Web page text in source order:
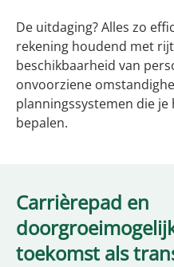
De uitdaging? Alles zo
rekening houdend met
beschikbaarheid van
onvoorziene
planningssystemen die
bepalen.
Carrièrepad en
toekomst als